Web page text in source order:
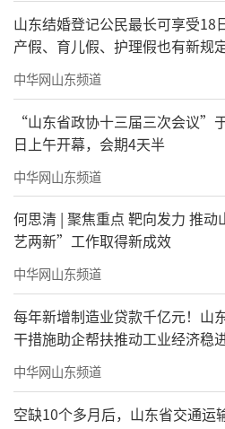
山东结婚登记公民最长可享受18
产假、育儿假、护理假也有新规
中华网山东频道
“山东省政协十三届三次会议”
日上午开幕，会期4天半
中华网山东频道
何思清 | 聚焦重点 靶向发力 推
艺两新”工作取得新成效
中华网山东频道
每年新增制造业贷款千亿元！山
干措施助企帮扶推动工业经济稳
中华网山东频道
空缺10个多月后，山东省交通运